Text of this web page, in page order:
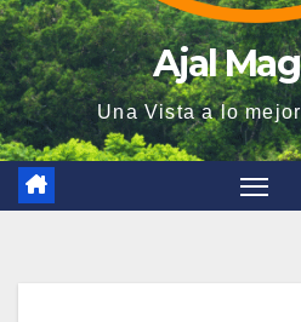
Ajal
Una Vista a lo